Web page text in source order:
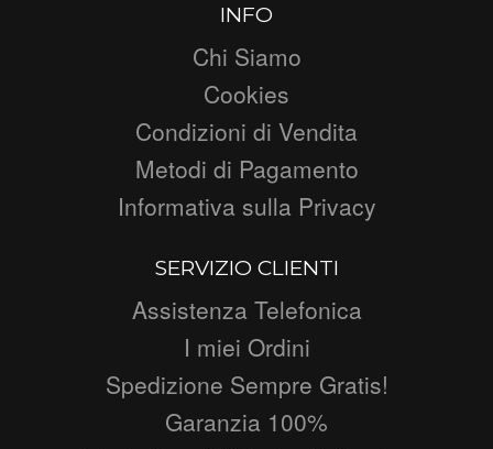
INFO
Chi Siamo
Cookies
Condizioni di Vendita
Metodi di Pagamento
Informativa sulla Privacy
SERVIZIO CLIENTI
Assistenza Telefonica
I miei Ordini
Spedizione Sempre Gratis!
Garanzia 100%